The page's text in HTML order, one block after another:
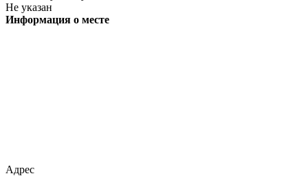
Не указан
Информация о месте
Адрес